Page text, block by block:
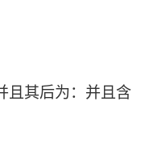
其后为：并且含